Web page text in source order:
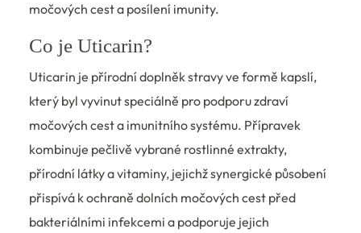
močových cest a posílení imunity.
Co je Uticarin?
Uticarin je přírodní doplněk stravy ve formě kapslí,
který byl vyvinut speciálně pro podporu zdraví
močových cest a imunitního systému. Přípravek
kombinuje pečlivě vybrané rostlinné extrakty,
přírodní látky a vitaminy, jejichž synergické působení
přispívá k ochraně dolních močových cest před
bakteriálními infekcemi a podporuje jejich